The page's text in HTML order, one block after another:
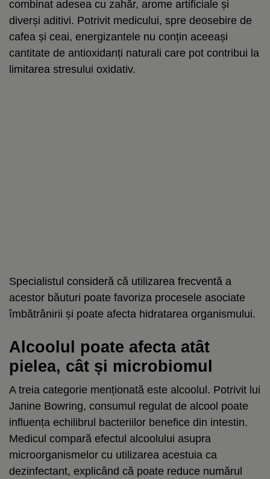
combinat adesea cu zahăr, arome artificiale și
diverși aditivi. Potrivit medicului, spre deosebire de
cafea și ceai, energizantele nu conțin aceeași
cantitate de antioxidanți naturali care pot contribui la
limitarea stresului oxidativ.
Specialistul consideră că utilizarea frecventă a
acestor băuturi poate favoriza procesele asociate
îmbătrânirii și poate afecta hidratarea organismului.
Alcoolul poate afecta atât
pielea, cât și microbiomul
A treia categorie menționată este alcoolul. Potrivit lui
Janine Bowring, consumul regulat de alcool poate
influența echilibrul bacteriilor benefice din intestin.
Medicul compară efectul alcoolului asupra
microorganismelor cu utilizarea acestuia ca
dezinfectant, explicând că poate reduce numărul